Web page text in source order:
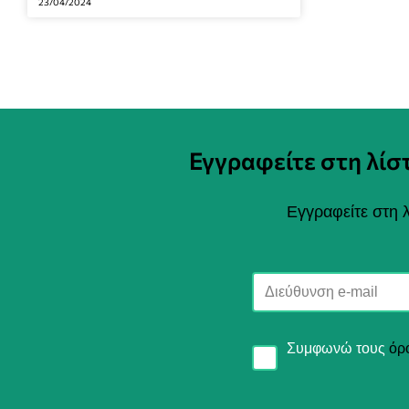
Εγγραφείτε στη
Εγγραφείτε στη
Συμφωνώ τους